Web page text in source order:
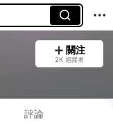
關注
2K 追蹤者
評論